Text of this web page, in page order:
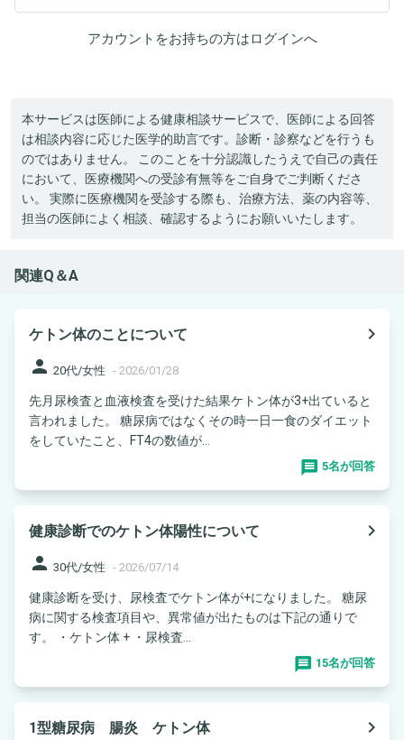
アカウントをお持ちの方はログインへ
本サービスは医師による健康相談サービスで、医師による回答
は相談内容に応じた医学的助言です。診断・診察などを行うも
のではありません。 このことを十分認識したうえで自己の責任
において、医療機関への受診有無等をご自身でご判断くださ
い。 実際に医療機関を受診する際も、治療方法、薬の内容等、
担当の医師によく相談、確認するようにお願いいたします。
関連Q＆A
ケトン体のことについて
navigate_next
person 20代/女性 - 2026/01/28
先月尿検査と血液検査を受けた結果ケトン体が3+出ていると
言われました。 糖尿病ではなくその時一日一食のダイエット
をしていたこと、FT4の数値が...
5名が回答
健康診断でのケトン体陽性について
navigate_next
person 30代/女性 - 2026/07/14
健康診断を受け、尿検査でケトン体が+になりました。 糖尿
病に関する検査項目や、異常値が出たものは下記の通りで
す。 ・ケトン体 + ・尿検査...
15名が回答
1型糖尿病 腸炎 ケトン体
navigate_next